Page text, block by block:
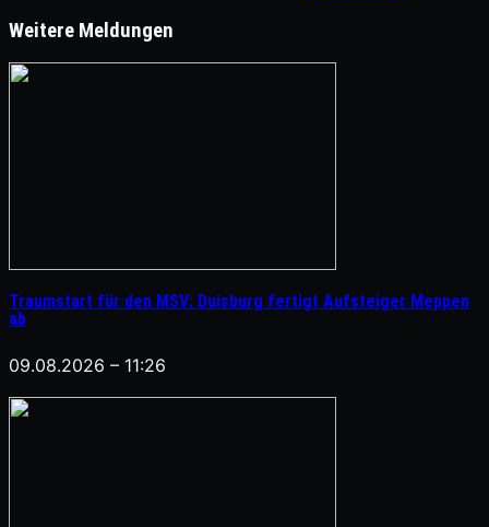
Weitere Meldungen
Traumstart für den MSV: Duisburg fertigt Aufsteiger Meppen
ab
09.08.2026 – 11:26